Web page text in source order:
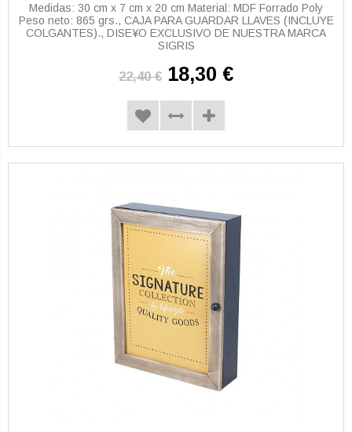
Medidas: 30 cm x 7 cm x 20 cm Material: MDF Forrado Poly
Peso neto: 865 grs., CAJA PARA GUARDAR LLAVES (INCLUYE
COLGANTES)., DISE¥O EXCLUSIVO DE NUESTRA MARCA
SIGRIS
22,40 € 18,30 €